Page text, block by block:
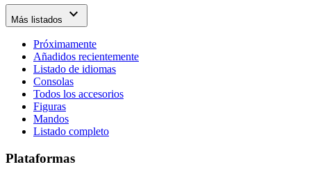
Más listados expand_more
Próximamente
Añadidos recientemente
Listado de idiomas
Consolas
Todos los accesorios
Figuras
Mandos
Listado completo
Plataformas